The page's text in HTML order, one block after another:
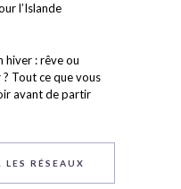
l’Islande
hiver : rêve ou
? Tout ce que vous
avant de partir
RÉSEAUX